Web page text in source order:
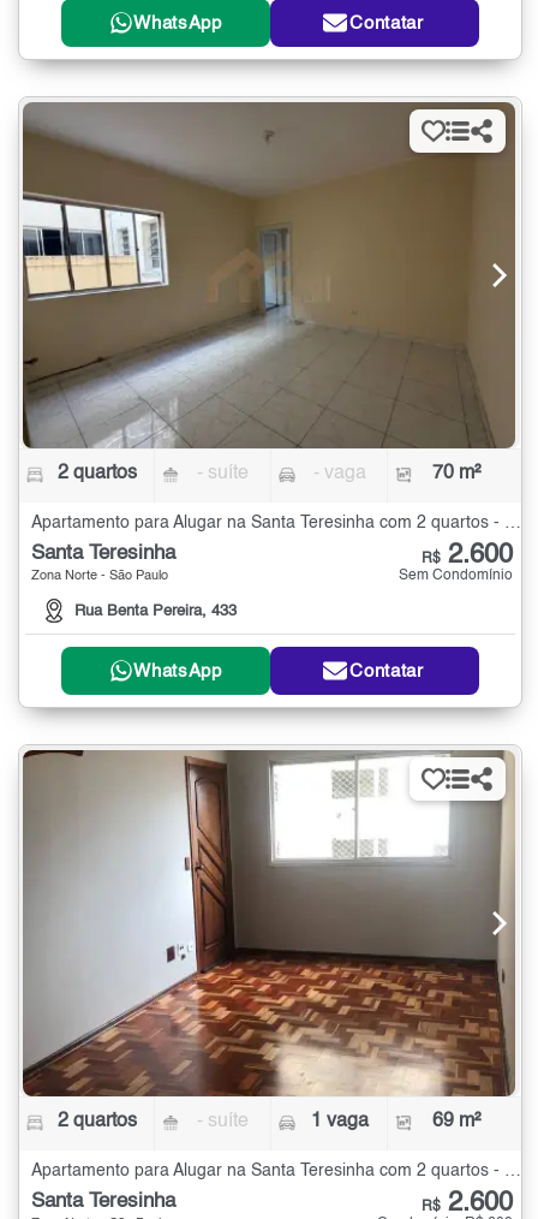
WhatsApp Contatar
2 quartos - suíte - vaga 70 m²
Apartamento para Alugar na Santa Teresinha com 2 quartos - 70 m²
Santa Teresinha
Zona Norte - São Paulo
Rua Benta Pereira, 433
R$ 2.600
Sem Condomínio
WhatsApp Contatar
2 quartos - suíte 1 vaga 69 m²
Apartamento para Alugar na Santa Teresinha com 2 quartos - 69 m²
Santa Teresinha R$ 2.600